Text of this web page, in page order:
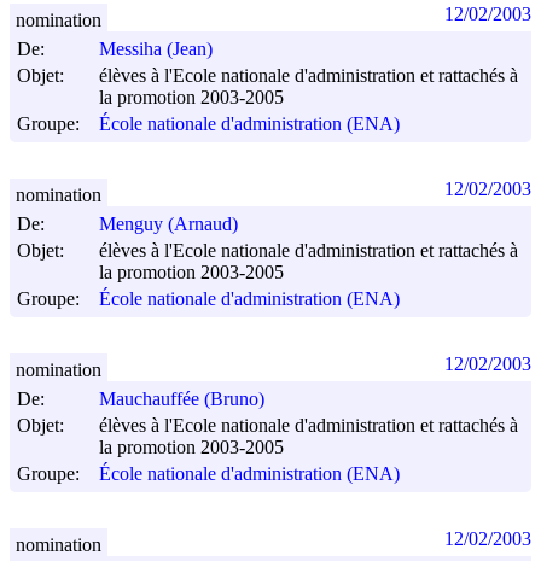
De:
Messiha (Jean)
Objet:
élèves à l'Ecole nationale d'administration et rattachés à
la promotion 2003-2005
Groupe:
École nationale d'administration (ENA)
nomination 12/02/2003
De:
Menguy (Arnaud)
Objet:
élèves à l'Ecole nationale d'administration et rattachés à
la promotion 2003-2005
Groupe:
École nationale d'administration (ENA)
nomination 12/02/2003
De:
Mauchauffée (Bruno)
Objet:
élèves à l'Ecole nationale d'administration et rattachés à
la promotion 2003-2005
Groupe:
École nationale d'administration (ENA)
nomination 12/02/2003
nomination 12/02/2003